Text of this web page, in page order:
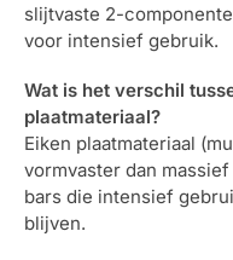
slijtvaste 2-
voor intensief gebruik.
Wat is het verschil
plaatmateriaal?
Eiken plaatmateriaal
vormvaster dan
bars die intensief
blijven.